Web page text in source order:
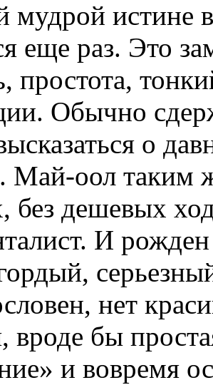
мудрой истине
еще раз. Это
простота,
Обычно
о
Май-оол таким
без дешевых
И
нет
вроде бы
и вовремя